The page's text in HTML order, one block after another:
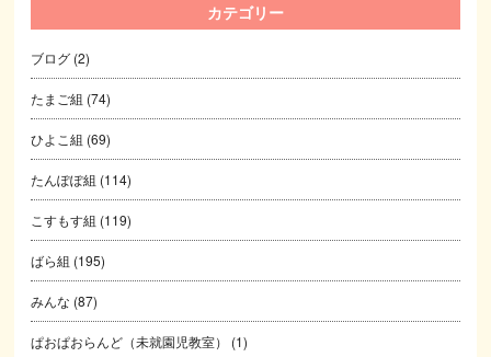
カテゴリー
ブログ (2)
たまご組 (74)
ひよこ組 (69)
たんぽぽ組 (114)
こすもす組 (119)
ばら組 (195)
みんな (87)
ぱおぱおらんど（未就園児教室） (1)